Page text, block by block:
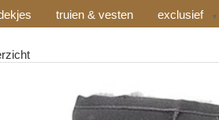
truien & vesten exclusief ▼